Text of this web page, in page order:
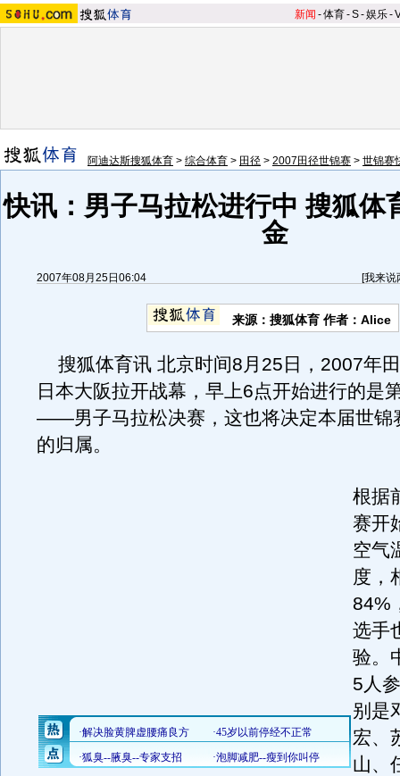
新闻 -体育-S-娱乐-
阿迪达斯搜狐体育 > 综合体育 > 田径 > 2007田径世锦赛 > 世锦赛
快讯：男子马拉松进行中 搜狐体
金
2007年08月25日06:04 [我来说
来源：搜狐体育 作者：Alice
搜狐体育讯 北京时间8月25日，2007年
日本大阪拉开战幕，早上6点开始进行的是
——男子马拉松决赛，这也将决定本届世锦
的归属。
根据
赛开
空气
度，
84%
选手
验。
5人
别是
宏、
山、